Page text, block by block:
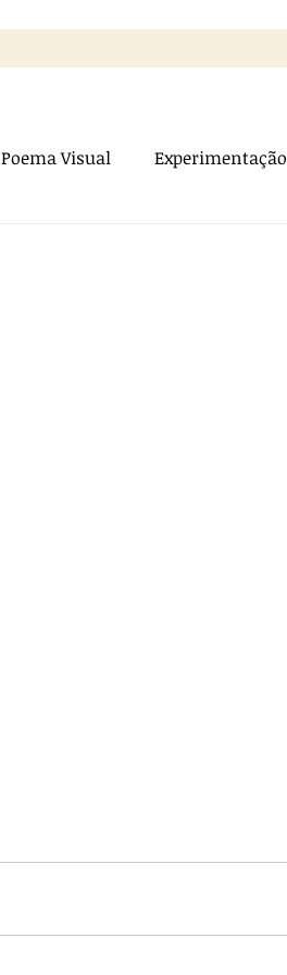
Poema Visual Experimentação